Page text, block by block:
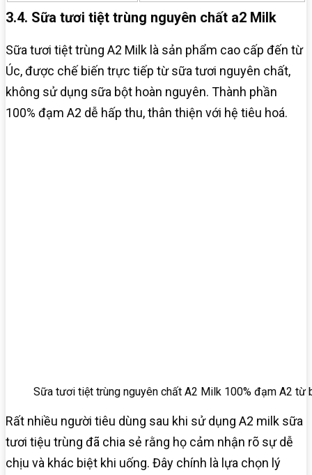
3.4. Sữa tươi tiệt trùng nguyên chất a2 Milk
Sữa tươi tiệt trùng A2 Milk là sản phẩm cao cấp đến từ
Úc, được chế biến trực tiếp từ sữa tươi nguyên chất,
không sử dụng sữa bột hoàn nguyên. Thành phần
100% đạm A2 dễ hấp thu, thân thiện với hệ tiêu hoá.
Sữa tươi tiệt trùng nguyên chất A2 Milk 100% đạm A2 từ
Rất nhiều người tiêu dùng sau khi sử dụng A2 milk sữa
tươi tiệu trùng đã chia sẻ rằng họ cảm nhận rõ sự dễ
chịu và khác biệt khi uống. Đây chính là lựa chọn lý